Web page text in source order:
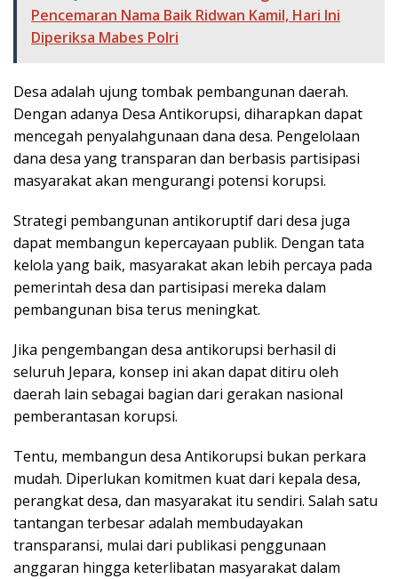
Pencemaran Nama Baik Ridwan Kamil, Hari Ini
Diperiksa Mabes Polri
Desa adalah ujung tombak pembangunan daerah.
Dengan adanya Desa Antikorupsi, diharapkan dapat
mencegah penyalahgunaan dana desa. Pengelolaan
dana desa yang transparan dan berbasis partisipasi
masyarakat akan mengurangi potensi korupsi.
Strategi pembangunan antikoruptif dari desa juga
dapat membangun kepercayaan publik. Dengan tata
kelola yang baik, masyarakat akan lebih percaya pada
pemerintah desa dan partisipasi mereka dalam
pembangunan bisa terus meningkat.
Jika pengembangan desa antikorupsi berhasil di
seluruh Jepara, konsep ini akan dapat ditiru oleh
daerah lain sebagai bagian dari gerakan nasional
pemberantasan korupsi.
Tentu, membangun desa Antikorupsi bukan perkara
mudah. Diperlukan komitmen kuat dari kepala desa,
perangkat desa, dan masyarakat itu sendiri. Salah satu
tantangan terbesar adalah membudayakan
transparansi, mulai dari publikasi penggunaan
anggaran hingga keterlibatan masyarakat dalam